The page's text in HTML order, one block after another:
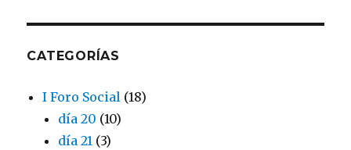
CATEGORÍAS
I Foro Social (18)
día 20 (10)
día 21 (3)